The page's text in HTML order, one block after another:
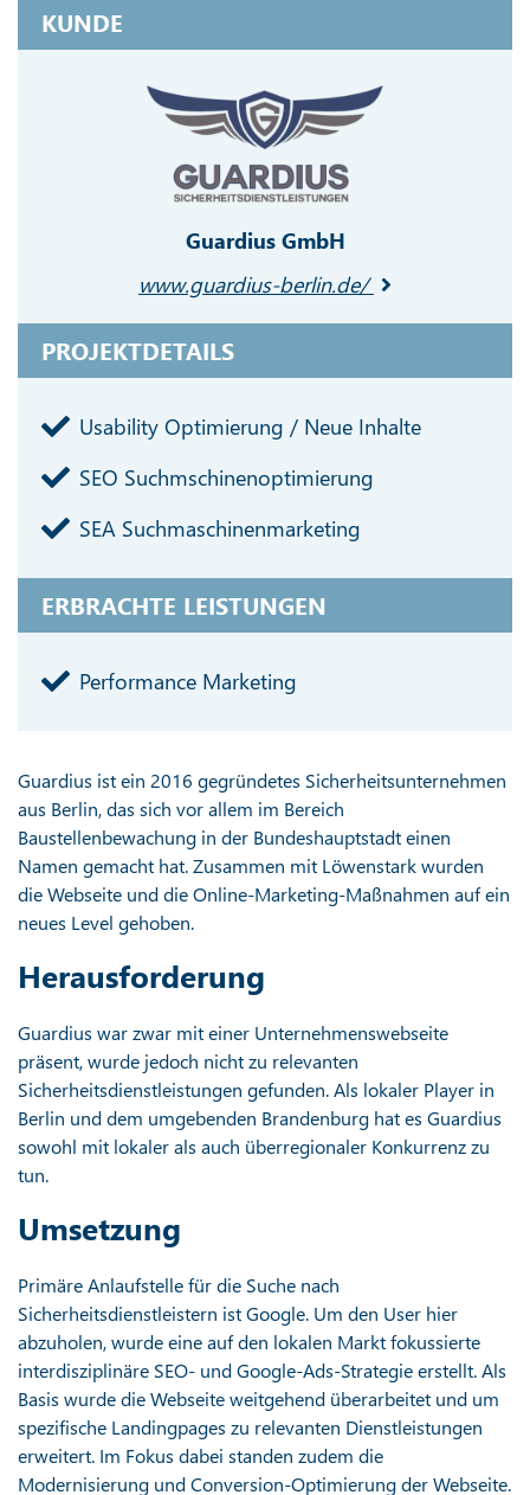
KUNDE
Guardius GmbH
www.guardius-berlin.de/
PROJEKTDETAILS
Usability Optimierung / Neue Inhalte
SEO Suchmschinenoptimierung
SEA Suchmaschinenmarketing
ERBRACHTE LEISTUNGEN
Performance Marketing
Guardius ist ein 2016 gegründetes Sicherheitsunternehmen
aus Berlin, das sich vor allem im Bereich
Baustellenbewachung in der Bundeshauptstadt einen
Namen gemacht hat. Zusammen mit Löwenstark wurden
die Webseite und die Online-Marketing-Maßnahmen auf ein
neues Level gehoben.
Herausforderung
Guardius war zwar mit einer Unternehmenswebseite
präsent, wurde jedoch nicht zu relevanten
Sicherheitsdienstleistungen gefunden. Als lokaler Player in
Berlin und dem umgebenden Brandenburg hat es Guardius
sowohl mit lokaler als auch überregionaler Konkurrenz zu
tun.
Umsetzung
Primäre Anlaufstelle für die Suche nach
Sicherheitsdienstleistern ist Google. Um den User hier
abzuholen, wurde eine auf den lokalen Markt fokussierte
interdisziplinäre SEO- und Google-Ads-Strategie erstellt. Als
Basis wurde die Webseite weitgehend überarbeitet und um
spezifische Landingpages zu relevanten Dienstleistungen
erweitert. Im Fokus dabei standen zudem die
Modernisierung und Conversion-Optimierung der Webseite.